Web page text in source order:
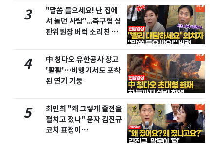
3
"말씀 들으세요! 난 집에
서 놀던 사람"...축구협 심
판위원장 버럭 소리친 이
4
中 칭다오 유한공사 창고
'활활'…비행기서도 포착
된 연기 기둥
5
최민희 "왜 그렇게 졸전을
펼치고 졌나" 묻자 김진규
코치 표정이…